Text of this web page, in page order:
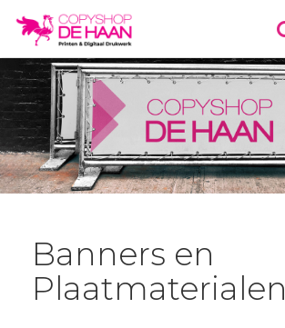
to
Content
Banners en
Plaatmaterialen